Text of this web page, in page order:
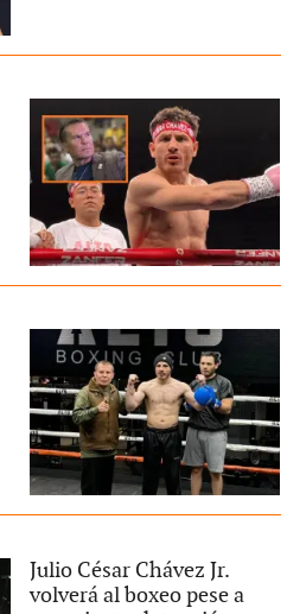
Julio César Chávez Jr.
volverá al boxeo pese a